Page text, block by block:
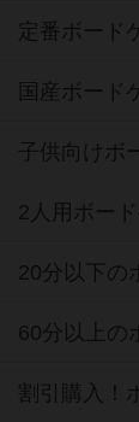
定番ボード
国産ボード
子供向けボ
2人用ボー
20分以下の
60分以上の
割引購入！